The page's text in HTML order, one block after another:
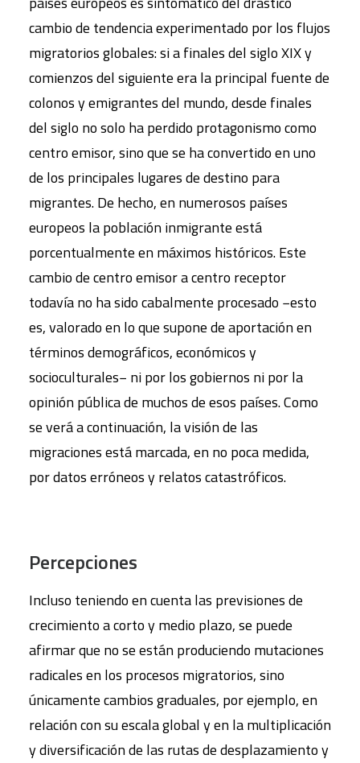
cambio de tendencia experimentado por los flujos
migratorios globales: si a finales del siglo XIX y
comienzos del siguiente era la principal fuente de
colonos y emigrantes del mundo, desde finales
del siglo no solo ha perdido protagonismo como
centro emisor, sino que se ha convertido en uno
de los principales lugares de destino para
migrantes. De hecho, en numerosos países
europeos la población inmigrante está
porcentualmente en máximos históricos. Este
cambio de centro emisor a centro receptor
todavía no ha sido cabalmente procesado −esto
es, valorado en lo que supone de aportación en
términos demográficos, económicos y
socioculturales− ni por los gobiernos ni por la
opinión pública de muchos de esos países. Como
se verá a continuación, la visión de las
migraciones está marcada, en no poca medida,
por datos erróneos y relatos catastróficos.
Percepciones
Incluso teniendo en cuenta las previsiones de
crecimiento a corto y medio plazo, se puede
afirmar que no se están produciendo mutaciones
radicales en los procesos migratorios, sino
únicamente cambios graduales, por ejemplo, en
relación con su escala global y en la multiplicación
y diversificación de las rutas de desplazamiento y